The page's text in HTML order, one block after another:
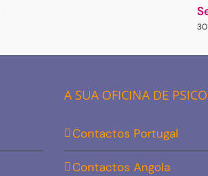
A SUA OFICINA DE
Contactos Portugal
Contactos Angola